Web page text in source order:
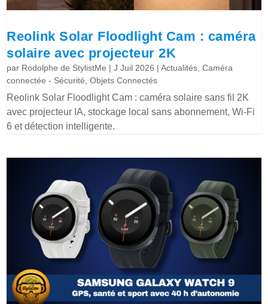
Reolink Solar Floodlight Cam : caméra
solaire avec projecteur 2K
par Rodolphe de StylistMe |J Juil 2026 |Actualités,Caméra
connectée - Sécurité,Objets Connectés
Reolink Solar Floodlight Cam : caméra solaire sans fil 2K
avec projecteur IA, stockage local sans abonnement, Wi-Fi
6 et détection intelligente.